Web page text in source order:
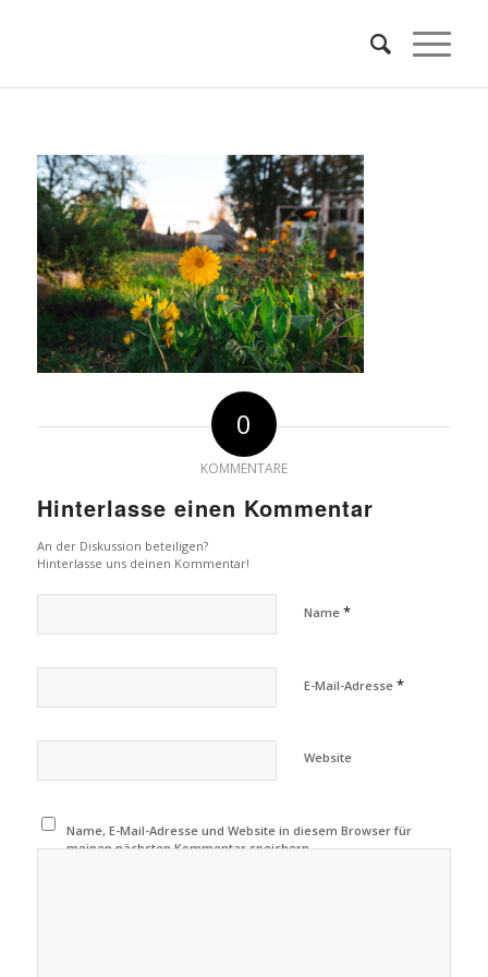
0
KOMMENTARE
Hinterlasse einen Kommentar
An der Diskussion beteiligen?
Hinterlasse uns deinen Kommentar!
Name *
E-Mail-Adresse *
Website
Name, E-Mail-Adresse und Website in diesem Browser für
meinen nächsten Kommentar speichern.